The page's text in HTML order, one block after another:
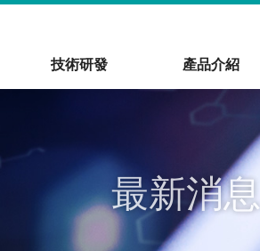
技術研發 產品介紹
最新消息